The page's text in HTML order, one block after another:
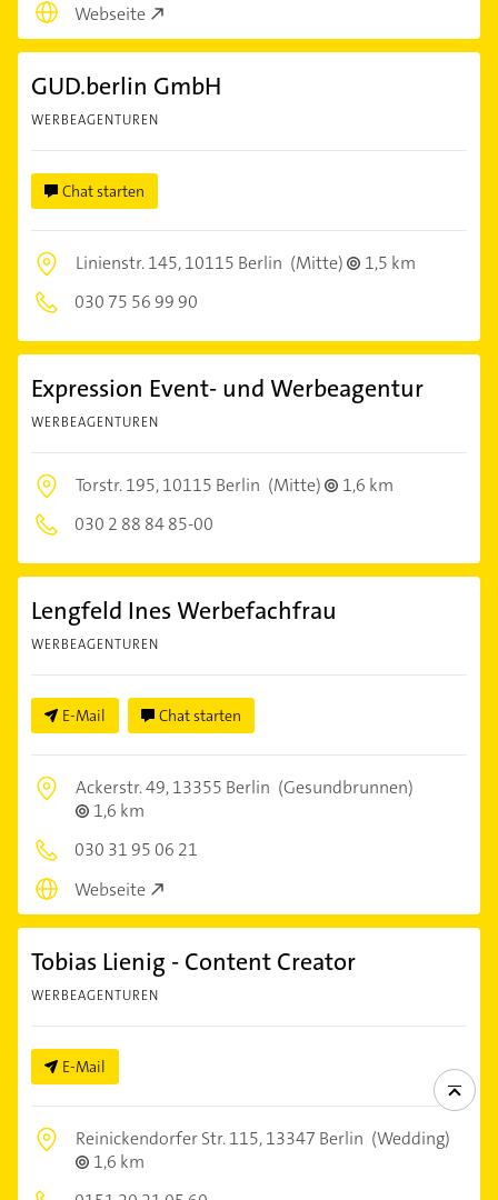
Webseite
GUD.berlin GmbH
WERBEAGENTUREN
Chat starten
Linienstr. 145,10115 Berlin (Mitte)
1,5 km
030 75 56 99 90
Expression Event- und Werbeagentur
WERBEAGENTUREN
Torstr. 195,10115 Berlin (Mitte)
1,6 km
030 2 88 84 85-00
Lengfeld Ines Werbefachfrau
WERBEAGENTUREN
E-Mail Chat starten
Ackerstr. 49,13355 Berlin (Gesundbrunnen)
1,6 km
030 31 95 06 21
Webseite
Tobias Lienig - Content Creator
WERBEAGENTUREN
E-Mail
Reinickendorfer Str. 115,13347 Berlin (Wedding)
1,6 km